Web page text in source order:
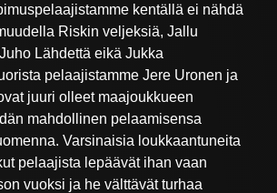
kentällä ei nähdä
Riskin veljeksiä, Jallu
Lähdettä eikä Jukka
pelaajistamme Jere Uronen ja
juuri olleet maajoukkueen
mahdollinen pelaamisensa
Varsinaisia loukkaantuneita
pelaajista lepäävät ihan vaan
vuoksi ja he välttävät turhaa